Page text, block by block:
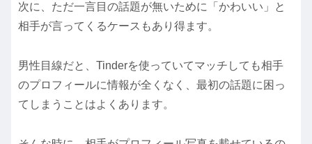
次に、ただ一言目の話題が無いために「かわいい」と
相手が言ってくるケースもあり得ます。
男性目線だと、Tinderを使っていてマッチしても相手
のプロフィールに情報が全くなく、最初の話題に困っ
てしまうことはよくあります。